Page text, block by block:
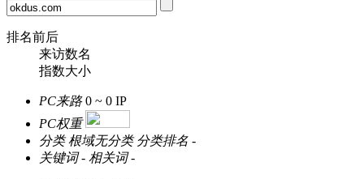
排名前后
来访数名
指数大小
PC来路 0 ~ 0 IP
PC权重
分类 根域无分类 分类排名 -
关键词 - 相关词 -